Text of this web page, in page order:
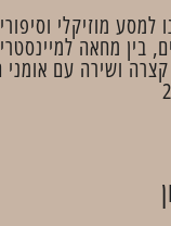
למסע מוזיקלי
בין מחאה
ושירה עם